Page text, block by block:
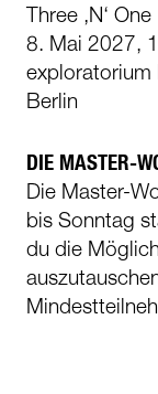
Three ‚N‘ One
8. Mai 2027,
exploratorium
Berlin
DIE MASTER-
Die Master-
bis Sonntag
du die